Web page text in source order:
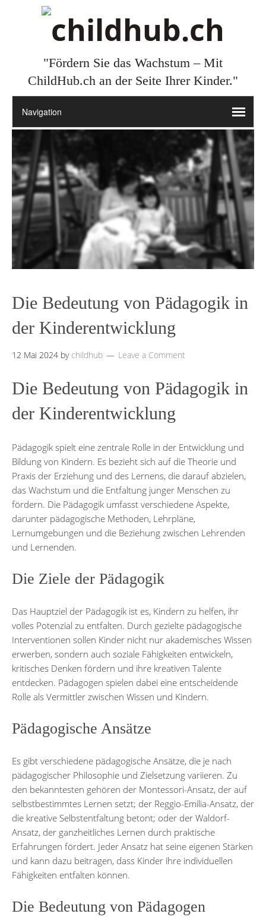
"Fördern Sie das Wachstum – Mit
ChildHub.ch an der Seite Ihrer Kinder."
Die Bedeutung von Pädagogik in
der Kinderentwicklung
12 Mai 2024 by childhub Leave a Comment
Die Bedeutung von Pädagogik in
der Kinderentwicklung
Pädagogik spielt eine zentrale Rolle in der Entwicklung und
Bildung von Kindern. Es bezieht sich auf die Theorie und
Praxis der Erziehung und des Lernens, die darauf abzielen,
das Wachstum und die Entfaltung junger Menschen zu
fördern. Die Pädagogik umfasst verschiedene Aspekte,
darunter pädagogische Methoden, Lehrpläne,
Lernumgebungen und die Beziehung zwischen Lehrenden
und Lernenden.
Die Ziele der Pädagogik
Das Hauptziel der Pädagogik ist es, Kindern zu helfen, ihr
volles Potenzial zu entfalten. Durch gezielte pädagogische
Interventionen sollen Kinder nicht nur akademisches Wissen
erwerben, sondern auch soziale Fähigkeiten entwickeln,
kritisches Denken fördern und ihre kreativen Talente
entdecken. Pädagogen spielen dabei eine entscheidende
Rolle als Vermittler zwischen Wissen und Kindern.
Pädagogische Ansätze
Es gibt verschiedene pädagogische Ansätze, die je nach
pädagogischer Philosophie und Zielsetzung variieren. Zu
den bekanntesten gehören der Montessori-Ansatz, der auf
selbstbestimmtes Lernen setzt; der Reggio-Emilia-Ansatz, der
die kreative Selbstentfaltung betont; oder der Waldorf-
Ansatz, der ganzheitliches Lernen durch praktische
Erfahrungen fördert. Jeder Ansatz hat seine eigenen Stärken
und kann dazu beitragen, dass Kinder ihre individuellen
Fähigkeiten entfalten können.
Die Bedeutung von Pädagogen